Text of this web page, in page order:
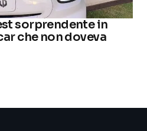
sorprendente in
che non doveva